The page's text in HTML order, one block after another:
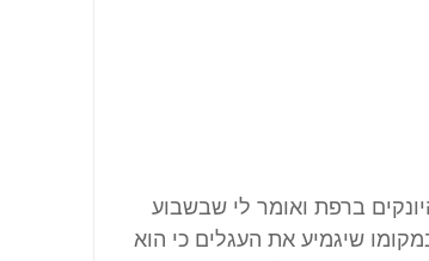
ברפת ואומר לי שבשבוע
שיגמיע את העגלים כי הוא